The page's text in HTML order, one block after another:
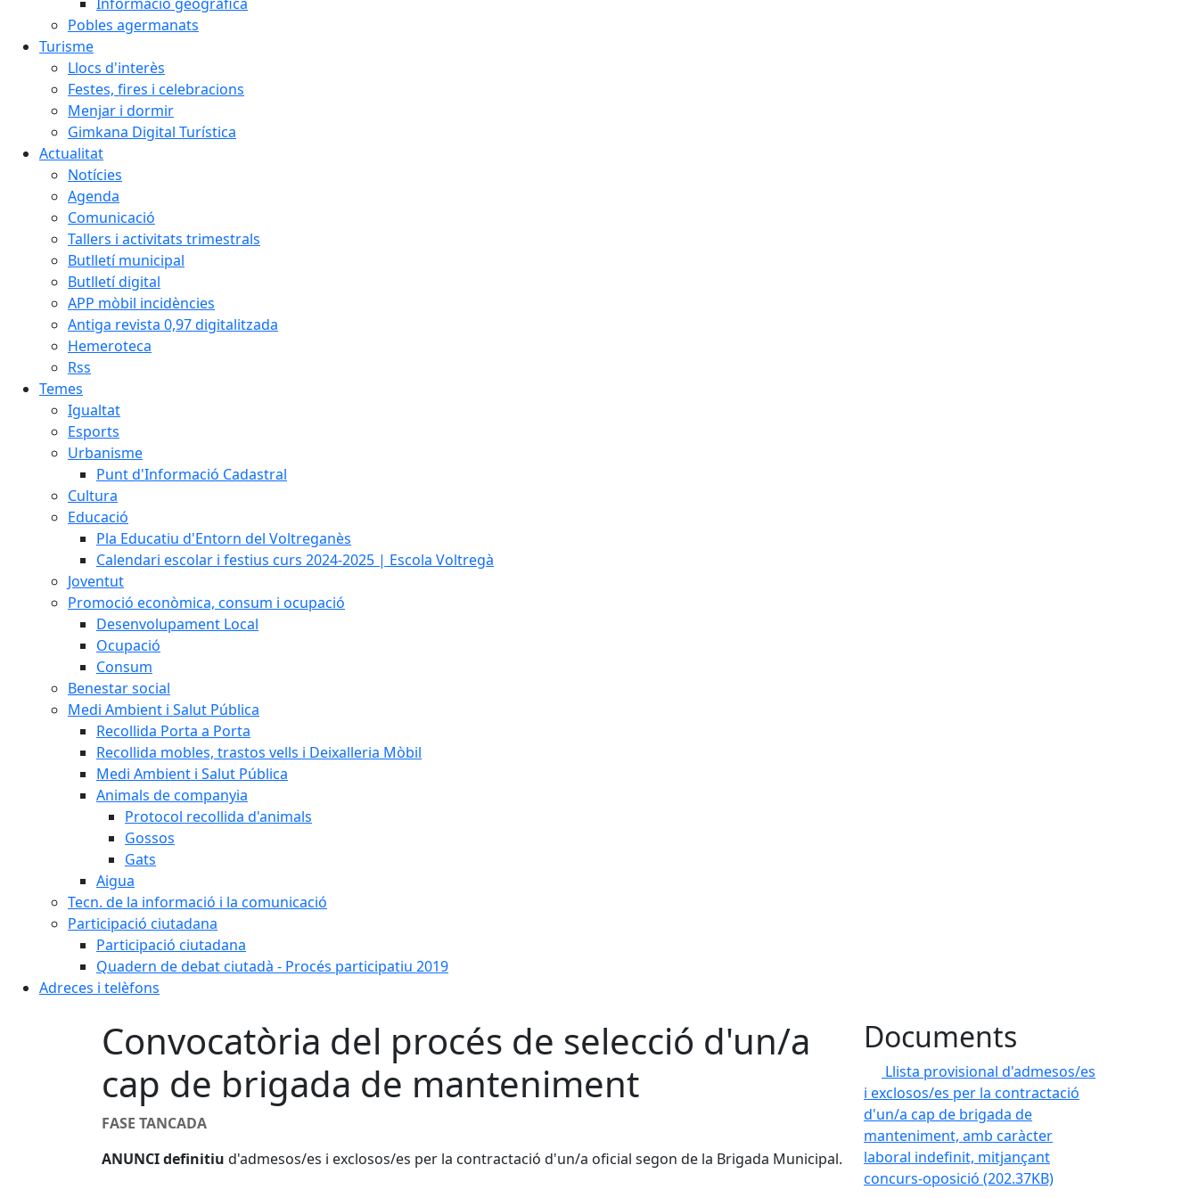
Pobles agermanats
Turisme
Llocs d'interès
Festes, fires i celebracions
Menjar i dormir
Gimkana Digital Turística
Actualitat
Notícies
Agenda
Comunicació
Tallers i activitats trimestrals
Butlletí municipal
Butlletí digital
APP mòbil incidències
Antiga revista 0,97 digitalitzada
Hemeroteca
Rss
Temes
Igualtat
Esports
Urbanisme
Punt d'Informació Cadastral
Cultura
Educació
Pla Educatiu d'Entorn del Voltreganès
Calendari escolar i festius curs 2024-2025 | Escola Voltregà
Joventut
Promoció econòmica, consum i ocupació
Desenvolupament Local
Ocupació
Consum
Benestar social
Medi Ambient i Salut Pública
Recollida Porta a Porta
Recollida mobles, trastos vells i Deixalleria Mòbil
Medi Ambient i Salut Pública
Animals de companyia
Protocol recollida d'animals
Gossos
Gats
Aigua
Tecn. de la informació i la comunicació
Participació ciutadana
Participació ciutadana
Quadern de debat ciutadà - Procés participatiu 2019
Adreces i telèfons
Convocatòria del procés de selecció d'un/a
cap de brigada de manteniment
FASE TANCADA
ANUNCI definitiu d'admesos/es i exclosos/es per la contractació d'un/a oficial segon de la Brigada Municipal.
Documents
Llista provisional d'admesos/es
i exclosos/es per la contractació
d'un/a cap de brigada de
manteniment, amb caràcter
laboral indefinit, mitjançant
concurs-oposició (202.37KB)